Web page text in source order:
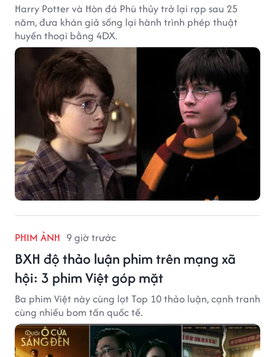
Harry Potter và Hòn đá Phù thủy trở lại rạp sau 25
năm, đưa khán giả sống lại hành trình phép thuật
huyền thoại bằng 4DX.
PHIM ẢNH 9 giờ trước
BXH độ thảo luận phim trên mạng xã
hội: 3 phim Việt góp mặt
Ba phim Việt này cùng lọt Top 10 thảo luận, cạnh tranh
cùng nhiều bom tấn quốc tế.